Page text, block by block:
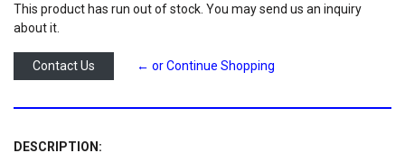
This product has run out of stock. You may send us an inquiry
about it.
Contact Us ← or Continue Shopping
DESCRIPTION: